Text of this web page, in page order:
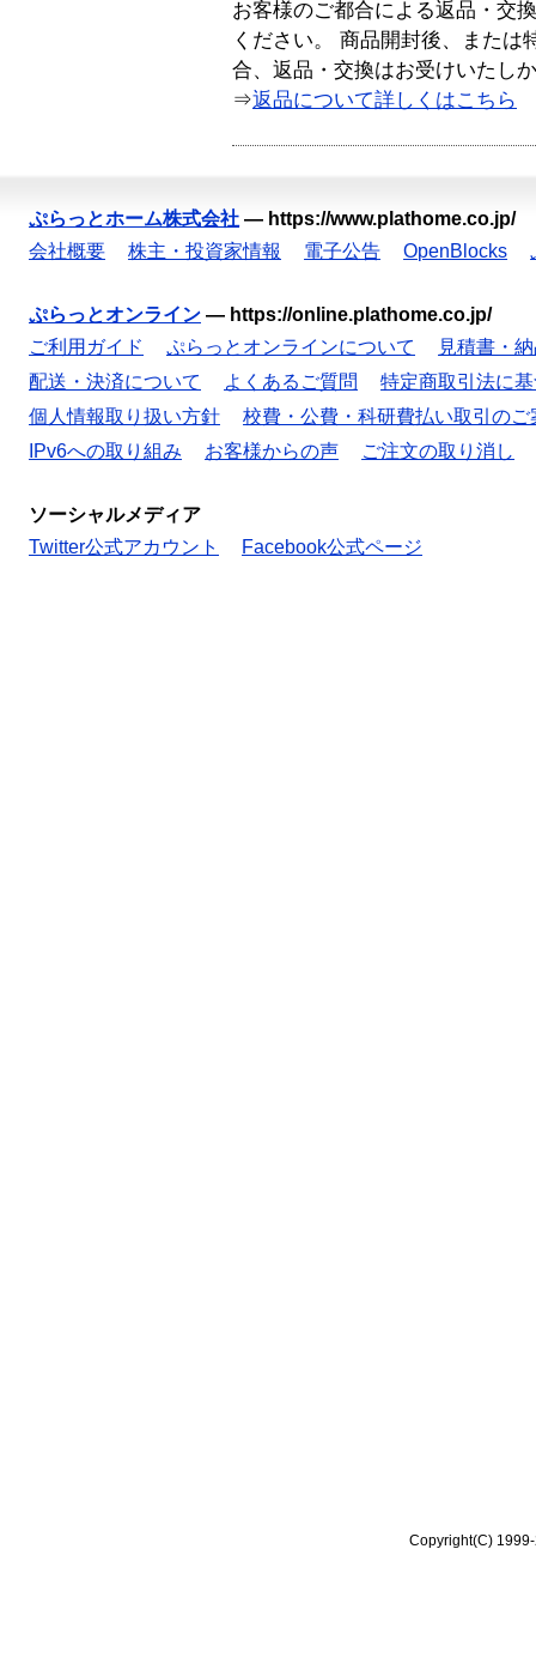
お客様のご都合による返品・交
ください。 商品開封後、または
合、返品・交換はお受けいたし
⇒返品について詳しくはこちら
ぷらっとホーム株式会社 — https://www.plathome.co.jp/
会社概要
株主・投資家情報 電子公告 OpenBlocks
ぷらっとオンライン — https://online.plathome.co.jp/
ご利用ガイド
ぷらっとオンラインについて
見積書・
配送・決済について
よくあるご質問
特定商取引法に
個人情報取り扱い方針
校費・公費・科研費払い取引のご
IPv6への取り組み
お客様からの声 ご注文の取り消し
ソーシャルメディア
Twitter公式アカウント
Facebook公式ページ
Copyright(C)